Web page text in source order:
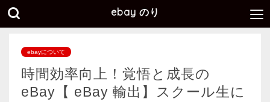
ebay のり
ebayについて
時間効率向上！覚悟と成長の
eBay【 eBay 輸出】スクール生に